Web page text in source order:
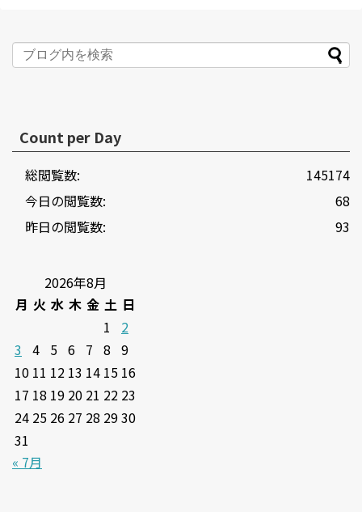
Count per Day
145174
総閲覧数:
68
今日の閲覧数:
93
昨日の閲覧数:
2026年8月
月 火 水 木 金 土 日
1
2
3 4 5 6 7 8 9
10 11 12 13 14 15 16
17 18 19 20 21 22 23
24 25 26 27 28 2930
31
« 7月